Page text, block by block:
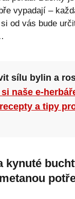
vypadají –
si od vás bude
sílu bylin a
naše e-
a tipy
kynuté